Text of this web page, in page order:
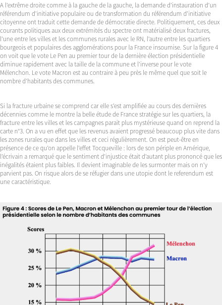
A l’extrême droite comme à la gauche de la gauche, la demande d’instauration d’un
référendum d’initiative populaire ou de transformation du référendum d’initiative
citoyenne ont traduit cette demande de démocratie directe. Politiquement, ces deux
courants politiques aux deux extrémités du spectre ont matérialisé deux fractures,
l’une entre les villes et les communes rurales avec le RN, l’autre entre les quartiers
bourgeois et populaires des agglomérations pour la France insoumise. Sur la figure 4
on voit que le vote Le Pen au premier tour de la dernière élection présidentielle
diminue rapidement avec la taille de la commune et l’inverse pour le vote
Mélenchon. Le vote Macron est au contraire à peu près le même quel que soit le
nombre d’habitants des communes.
Si la fracture urbaine se comprend car elle s’est amplifiée au cours des dernières
décennies comme le montre la belle étude de France stratégie sur les quartiers, la
fracture entre les villes et les campagnes parait plus mystérieuse quand on reprend la
carte n°3. On a vu en effet que les revenus avaient progressé beaucoup plus vite dans
les zones rurales que dans les villes et ceci régulièrement. On est peut-être en
présence de ce qu’on appelle l’effet Tocqueville : lors de son périple en Amérique,
l’écrivain a remarqué que le sentiment d’injustice était d’autant plus prononcé que les
inégalités étaient plus faibles. Il devient imaginable de les surmonter mais on n’y
parvient pas. On risque alors de se réfugier dans une utopie dont le referendum est
une caractéristique.